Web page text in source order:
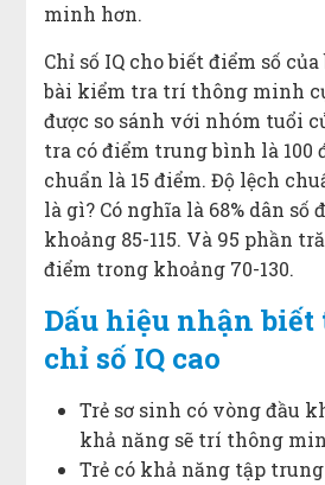
minh hơn.
Chỉ số IQ cho biết điểm số
bài kiểm tra trí thông minh
được so sánh với nhóm tuổi
tra có điểm trung bình là 100
chuẩn là 15 điểm. Độ lệch
là gì? Có nghĩa là 68% dân số
khoảng 85-115. Và 95 phần
điểm trong khoảng 70-130.
Dấu hiệu nhận biết
chỉ số IQ cao
Trẻ sơ sinh có vòng đầu
khả năng sẽ trí thông
Trẻ có khả năng tập